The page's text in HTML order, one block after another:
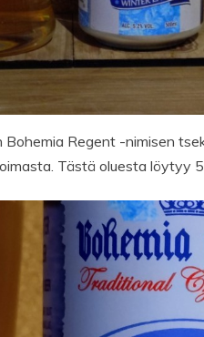
Bohemia Regent -nimisen
Tästä oluesta löytyy